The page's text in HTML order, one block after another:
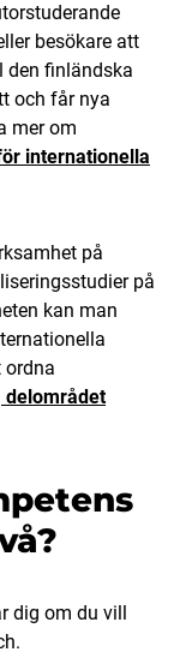
besökare att
den finländska
och får nya
mer om
internationella
på
på
kan man
ordna
delområdet
dig om du vill